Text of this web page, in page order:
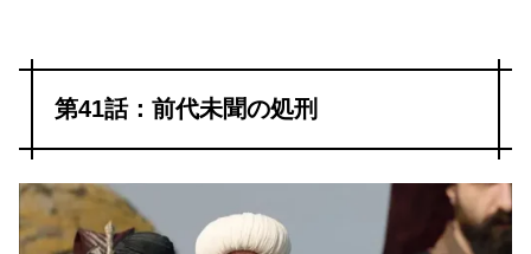
第41話：前代未聞の処刑